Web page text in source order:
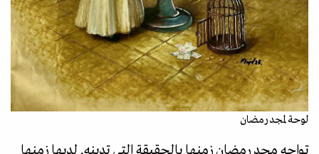
لوحة لمجد رمضان
تواجه مجد رمضان زمنها بالحقيقة التي تدينه. لديها زمنها